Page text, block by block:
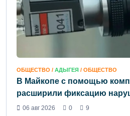
ОБЩЕСТВО / АДЫГЕЯ / ОБЩЕСТВО
В Майкопе с помощью
расширили фиксацию
06 авг 2026 0 9